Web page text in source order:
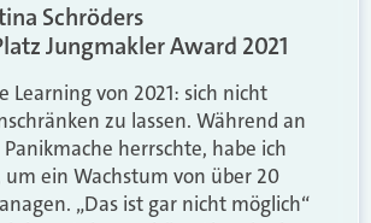
Schröders
Jungmakler Award 2021
Learning von 2021: sich nicht
zu lassen. Während an
herrschte, habe ich
um ein Wachstum von über 20
„Das ist gar nicht möglich“